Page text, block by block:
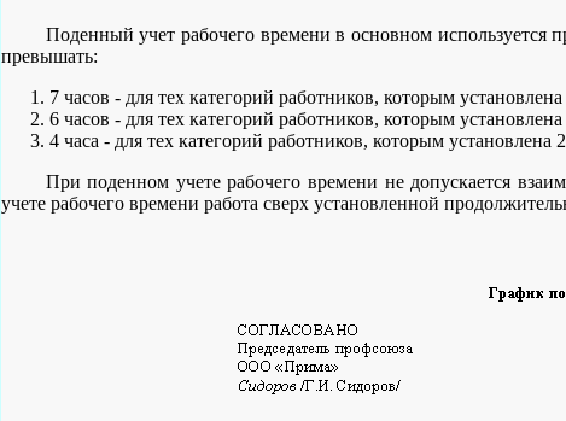
Поденный учет рабочего времени в основном используется
превышать:
7 часов - для тех категорий работников, которым
6 часов - для тех категорий работников, которым установлена
4 часа - для тех категорий работников, которым установлена
При поденном учете рабочего времени не допускается
учете рабочего времени работа сверх установленной